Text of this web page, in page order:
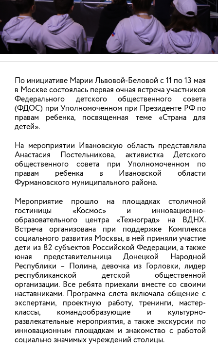
Уполномоченный по правам ребенка
детских оздоровительных лагерей
06.08.2026 подробнее
НОВОСТИ
АНОНСЫ
Уполномоченный по правам ребенка
Светлана Протасевич провела
проверку детских оздоровительных
лагерей
В рамках Всероссийской акции «Безопасность
детства» Уполномоченный по правам ребёнка в
Ивановской области Светлана Александровна
Протасевич посетила загородный
оздоровительный центр «Ломы», детский
санаторно-оздоровительный лагерь «Зеленый
городок» и детский сюжетно-языковой лагерь
«Британское содружество» с целью проверки
инфраструктуры летних лагерей на предмет
безопасности, качества организации и
1из Скачать фото
Светлана Александровна Протасевич в 1997 году
окончила биолого-химический факультет
Ивановского государственного университета, а в 2016
году – Институт развития образования Ивановской
области (факультет психологии).
После окончания учебы работала секретарем в
финансовой компании «Локо».
В 2011 году организовала семейный центр
психологической поддержки «Созвездие плюс». В
начале 2015 года вступила в должность заместителя
правления Ивановской областной организации
инвалидов «Аврора».
В 2017 – 2018 руководила центром инноваций и
технологий ИФ РЭУ им. Плеханова.
В 2016 году создала благотворительный фонд
«Созвездие плюс», который занимался решением
проблем семей, воспитывающих детей-инвалидов и
семей с молодыми инвалидами.
По инициативе Марии Львовой-Беловой с 11 по 13 мая
в Москве состоялась первая очная встреча участников
Федерального детского общественного совета
(ФДОС) при Уполномоченном при Президенте РФ по
правам ребенка, посвященная теме «Страна для
детей».
На мероприятии Ивановскую область представляла
Анастасия Постельникова, активистка Детского
общественного совета при Уполномоченном по
правам ребенка в Ивановской области
Фурмановского муниципального района.
Мероприятие прошло на площадках столичной
гостиницы «Космос» и инновационно-
образовательного центра «Техноград» на ВДНХ.
Встреча организована при поддержке Комплекса
социального развития Москвы, в ней приняли участие
дети из 82 субъектов Российской Федерации, а также
юная представительница Донецкой Народной
Республики – Полина, девочка из Горловки, лидер
республиканской детской общественной
организации. Все ребята приехали вместе со своими
наставниками. Программа слета включала общение с
экспертами, проектную работу, тренинги, мастер-
классы, командообразующие и культурно-
развлекательные мероприятия, а также экскурсии по
инновационным площадкам и знакомство с работой
социально значимых учреждений столицы.